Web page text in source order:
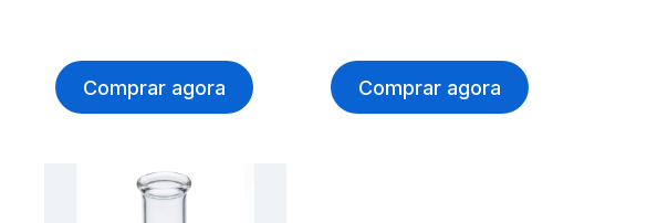
Comprar agora Comprar agora
Adicionar